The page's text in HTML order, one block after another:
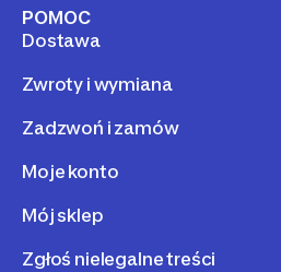
POMOC
Dostawa
Zwroty i wymiana
Zadzwoń i zamów
Moje konto
Mój sklep
Zgłoś nielegalne treści